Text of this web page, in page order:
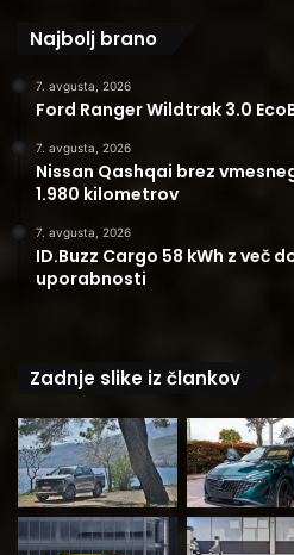
Najbolj brano
7. avgusta, 2026
Ford Ranger Wildtrak 3.0
7. avgusta, 2026
Nissan Qashqai brez
1.980 kilometrov
7. avgusta, 2026
ID.Buzz Cargo 58 kWh z več
uporabnosti
Zadnje slike iz člankov